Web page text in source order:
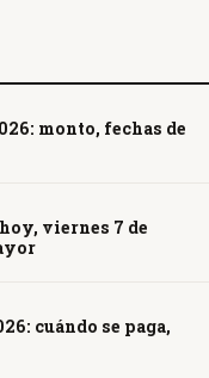
monto, fechas de
viernes 7 de
cuándo se paga,